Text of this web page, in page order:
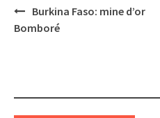
Post
navigation
Burkina Faso: mine d’or
Bomboré